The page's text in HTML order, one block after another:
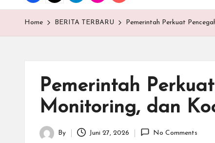
E
M
Home BERITA TERBARU Pemerintah Perkuat
Pemerintah
Monitoring, dan
Posted
By Juni 27, 2026 No Comments